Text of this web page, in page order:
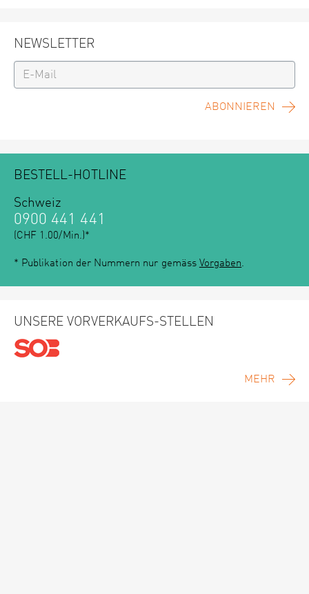
NEWSLETTER
ABONNIEREN
BESTELL-HOTLINE
Schweiz
0900 441 441
(CHF 1.00/Min.)*
* Publikation der Nummern nur gemäss Vorgaben.
UNSERE VORVERKAUFS-STELLEN
MEHR